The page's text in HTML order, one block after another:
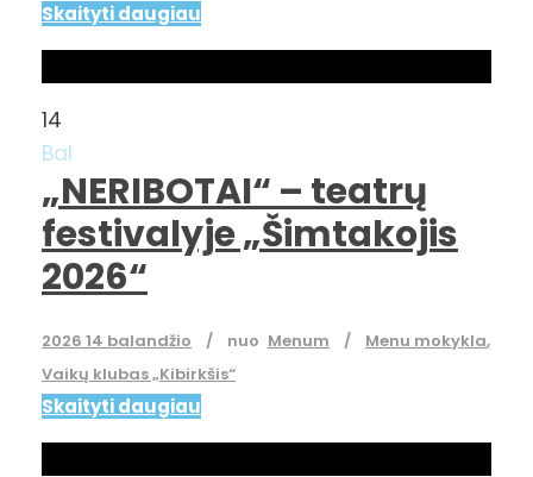
Skaityti daugiau
14
Bal
„NERIBOTAI“ – teatrų
festivalyje „Šimtakojis
2026“
2026 14 balandžio nuo Menum Menu mokykla,
Vaikų klubas „Kibirkšis“
Skaityti daugiau